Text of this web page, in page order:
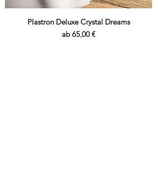
Plastron Deluxe Crystal Dreams
ab 65,00 €
Sale-Preis